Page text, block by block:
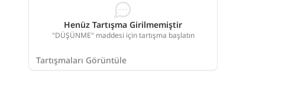
Henüz Tartışma Girilmemiştir
"DÜŞÜNME" maddesi için tartışma başlatın
Tartışmaları Görüntüle